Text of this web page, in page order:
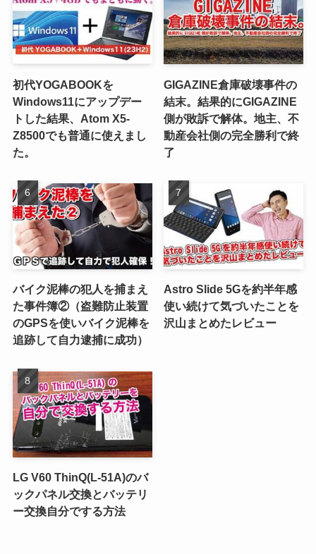
初代YOGABOOKを
Windows11にアップデー
トした結果、Atom X5-
Z8500でも普通に使えまし
た。
GIGAZINE倉庫破壊事件の
結末。結果的にGIGAZINE
側が敗訴で解体。地主、不
動産会社側の完全勝利で終
了
バイク泥棒の犯人を捕まえ
た事件簿②（盗難防止装置
のGPSを使いバイク泥棒を
追跡して自力逮捕に成功）
Astro Slide 5Gを約半年感
使い続けて気づいたことを
沢山まとめたレビュー
LG V60 ThinQ(L-51A)のバ
ックパネル交換とバッテリ
ー交換自分でする方法